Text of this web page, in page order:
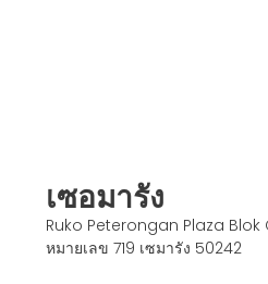
เซอมารัง
Ruko Peterongan Plaza Blok
หมายเลข 719 เซมารัง 50242